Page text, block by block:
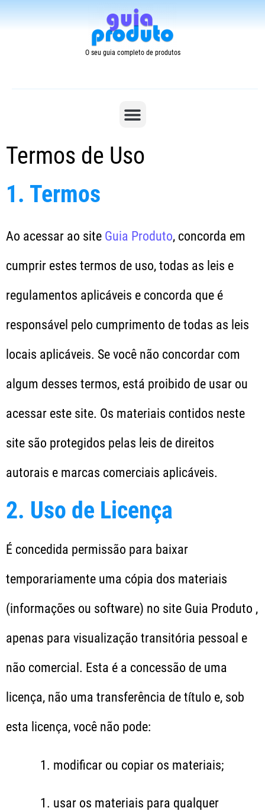
O seu guia completo de produtos
Termos de Uso
1. Termos
Ao acessar ao site Guia Produto, concorda em
cumprir estes termos de uso, todas as leis e
regulamentos aplicáveis e concorda que é
responsável pelo cumprimento de todas as leis
locais aplicáveis. Se você não concordar com
algum desses termos, está proibido de usar ou
acessar este site. Os materiais contidos neste
site são protegidos pelas leis de direitos
autorais e marcas comerciais aplicáveis.
2. Uso de Licença
É concedida permissão para baixar
temporariamente uma cópia dos materiais
(informações ou software) no site Guia Produto ,
apenas para visualização transitória pessoal e
não comercial. Esta é a concessão de uma
licença, não uma transferência de título e, sob
esta licença, você não pode:
modificar ou copiar os materiais;
usar os materiais para qualquer